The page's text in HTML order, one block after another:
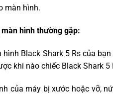
màn hình.
hình thường gặp:
hình Black Shark 5 Rs của
khi nào chiếc Black Shark
của máy bị xước hoặc vỡ,